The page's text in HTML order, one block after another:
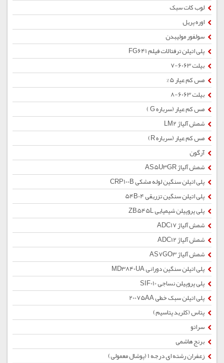
لوب کات سبک
اوره پریل
سولفور مولیبدن
پلی اتیلن ترفتالات فیلم FG641
بیلت 6063-7
مس کم عیار 5%
بیلت 6063-8
مس کم عیار (سرباره G )
شمش آلیاژ LM2
مس کم عیار (سرباره R)
آرگون
شمش آلیاژ AS5U3GR
پلی اتیلن سنگین لوله مشکی CRP100B
پلی اتیلن سنگین تزریقی 54B04
پلی پروپیلن شیمیایی ZB545L
شمش آلیاژ ADC17
شمش آلیاژ ADC12
شمش آلیاژ AS7GO3
پلی اتیلن سنگین دورانی MD3840UA
پلی پروپیلن نساجی SIF010
پلی اتیلن سبک خطی 20075AA
پتاس (کلرید پتاسیم)
سراتو
برنج هاشمی
زعفران رشته ای درجه 1 (پوشال معمولی)